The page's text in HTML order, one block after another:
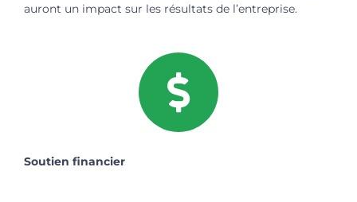
auront un impact sur les résultats de l’entreprise.
Soutien financier